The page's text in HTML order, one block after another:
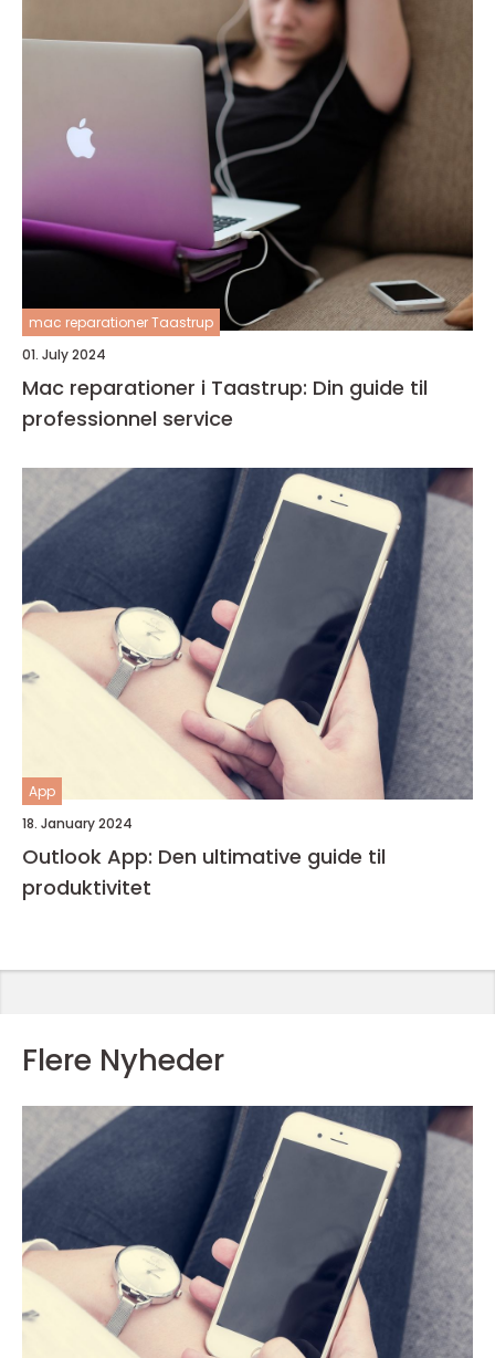
mac reparationer Taastrup
01. July 2024
Mac reparationer i Taastrup: Din guide til
professionnel service
App
18. January 2024
Outlook App: Den ultimative guide til
produktivitet
Flere Nyheder